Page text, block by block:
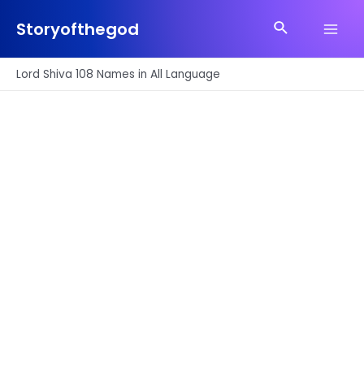
Storyofthegod Search
Lord Shiva 108 Names in All Language